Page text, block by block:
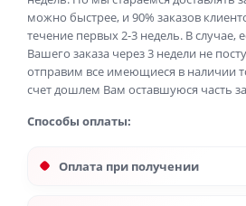
можно быстрее, и 90% заказов
течение первых 2-3 недель. В случае,
Вашего заказа через 3 недели не
отправим все имеющиеся в наличии
счет дошлем Вам оставшуюся часть
Способы оплаты:
Оплата при получении